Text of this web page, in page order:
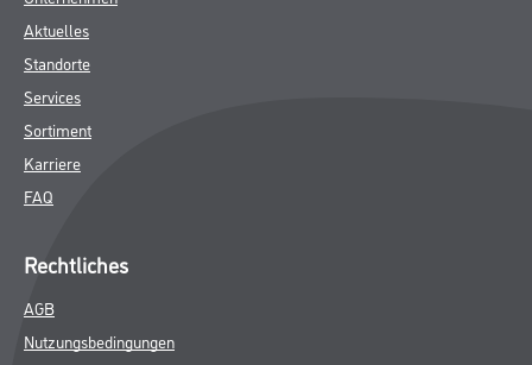
Aktuelles
Standorte
Services
Sortiment
Karriere
FAQ
Rechtliches
AGB
Nutzungsbedingungen